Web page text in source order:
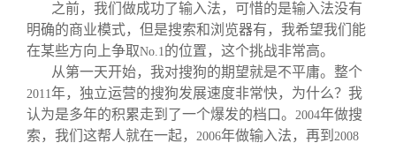
之前，我们做成功了输入法，可惜的是输入法没有
明确的商业模式，但是搜索和浏览器有，我希望我们能
在某些方向上争取No.1的位置，这个挑战非常高。
从第一天开始，我对搜狗的期望就是不平庸。整个
2011年，独立运营的搜狗发展速度非常快，为什么？我
认为是多年的积累走到了一个爆发的档口。 2004年做搜
索，我们这帮人就在一起， 2006年做输入法，再到 2008